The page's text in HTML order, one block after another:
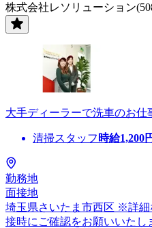
株式会社レソリューション
大手ディーラーで洗車のお仕
清掃スタッフ 時給1,200
勤務地
面接地
埼玉県さいたま市西区 ※詳
接時にご確認をお願いいたし